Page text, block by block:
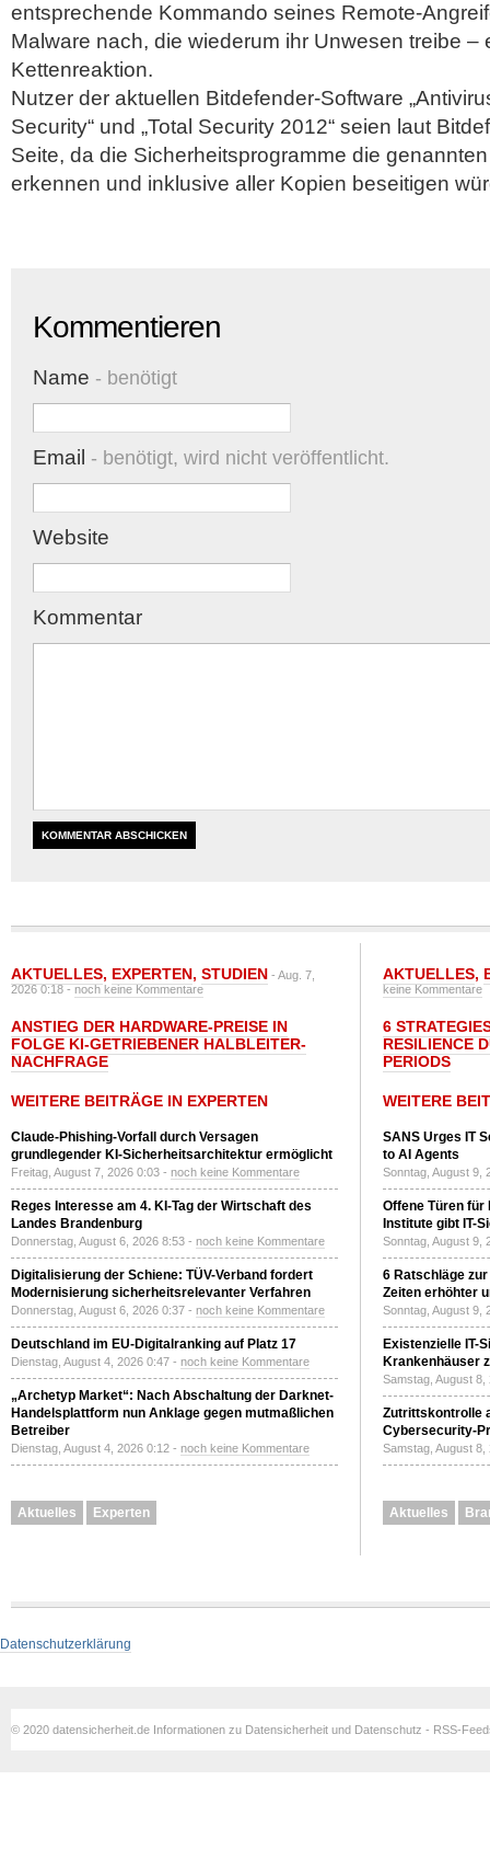
entsprechende Kommando seines Remote-
Malware nach, die wiederum ihr Unwesen treibe –
Kettenreaktion.
Nutzer der aktuellen Bitdefender-Software
Security“ und „Total Security 2012“ seien laut
Seite, da die Sicherheitsprogramme die
erkennen und inklusive aller Kopien beseitigen
Kommentieren
Name - benötigt
Email - benötigt, wird nicht veröffentlicht.
Website
Kommentar
AKTUELLES, EXPERTEN, STUDIEN - Aug. 7,
2026 0:18 -noch keine Kommentare
ANSTIEG DER HARDWARE-PREISE IN
FOLGE KI-GETRIEBENER HALBLEITER-
NACHFRAGE
WEITERE BEITRÄGE IN EXPERTEN
Claude-Phishing-Vorfall durch Versagen
grundlegender KI-Sicherheitsarchitektur ermöglicht
Freitag, August 7, 2026 0:03 - noch keine Kommentare
Reges Interesse am 4. KI-Tag der Wirtschaft des
Landes Brandenburg
Donnerstag, August 6, 2026 8:53 - noch keine Kommentare
Digitalisierung der Schiene: TÜV-Verband fordert
Modernisierung sicherheitsrelevanter Verfahren
Donnerstag, August 6, 2026 0:37 - noch keine Kommentare
Deutschland im EU-Digitalranking auf Platz 17
Dienstag, August 4, 2026 0:47 - noch keine Kommentare
„Archetyp Market“: Nach Abschaltung der Darknet-
Handelsplattform nun Anklage gegen mutmaßlichen
Betreiber
Dienstag, August 4, 2026 0:12 - noch keine Kommentare
Aktuelles Experten
AKTUELLES,
keine Kommentare
6
RESILIENCE
PERIODS
WEITERE
SANS Urges IT
to AI Agents
Sonntag, August 9,
Offene Türen für
Institute gibt IT-
Sonntag, August 9,
6 Ratschläge
Zeiten erhöhter
Sonntag, August 9,
Existenzielle IT-
Krankenhäuser
Samstag, August
Zutrittskontrolle
Cybersecurity-
Samstag, August
Aktuelles
Datenschutzerklärung
© 2020 datensicherheit.de Informationen zu Datensicherheit und Datenschutz - RSS-